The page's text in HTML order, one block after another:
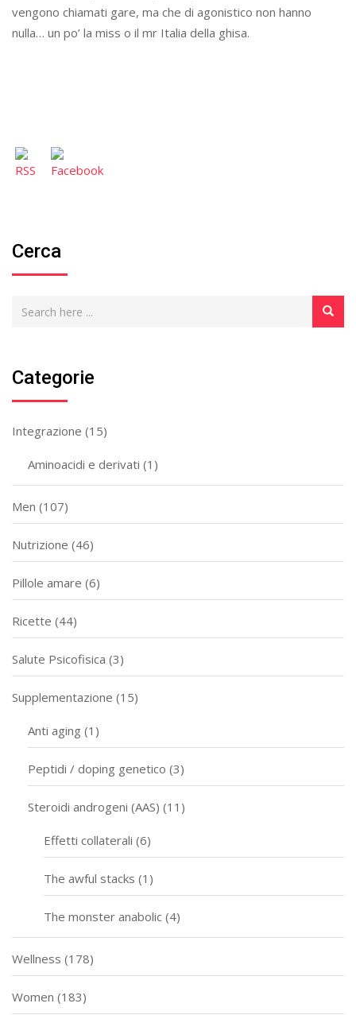
vengono chiamati gare, ma che di agonistico non hanno
nulla… un po’ la miss o il mr Italia della ghisa.
Cerca
Categorie
Integrazione (15)
Aminoacidi e derivati (1)
Men (107)
Nutrizione (46)
Pillole amare (6)
Ricette (44)
Salute Psicofisica (3)
Supplementazione (15)
Anti aging (1)
Peptidi / doping genetico (3)
Steroidi androgeni (AAS) (11)
Effetti collaterali (6)
The awful stacks (1)
The monster anabolic (4)
Wellness (178)
Women (183)